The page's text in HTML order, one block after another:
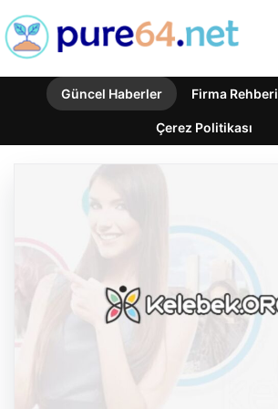
Güncel Haberler Firma Rehberi
Çerez Politikası
Organize
mücadele
toplantısı.
yapılanmasına